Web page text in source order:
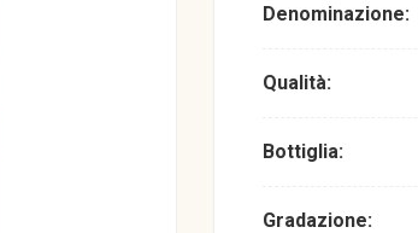
Denominazione:
Qualità:
Bottiglia:
Gradazione: